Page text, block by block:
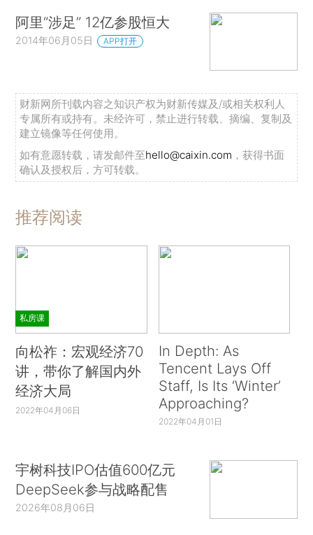
阿里“涉足” 12亿参股恒大
2014年06月05日 APP打开
财新网所刊载内容之知识产权为财新传媒及/或相关权利人
专属所有或持有。未经许可，禁止进行转载、摘编、复制及
建立镜像等任何使用。
如有意愿转载，请发邮件至hello@caixin.com ，获得书面
确认及授权后，方可转载。
推荐阅读
私房课
向松祚：宏观经济70
讲，带你了解国内外
经济大局
2022年04月06日
In Depth: As
Tencent Lays Off
Staff, Is Its ‘Winter’
Approaching?
2022年04月01日
宇树科技IPO估值600亿元
DeepSeek参与战略配售
2026年08月06日